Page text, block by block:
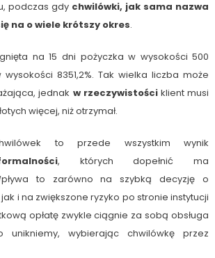
podczas gdy chwilówki, jak sama nazwa
na o wiele krótszy okres.
na 15 dni pożyczka w wysokości 500
wysokości 8351,2%. Tak wielka liczba może
jednak w rzeczywistościklient musi
więcej, niż otrzymał.
to przede wszystkim wynik
, których dopełnić ma
to zarówno na szybką decyzję o
i na zwiększone ryzyko po stronie instytucji
opłatę zwykle ciągnie za sobą obsługa
wybierając chwilówkę przez